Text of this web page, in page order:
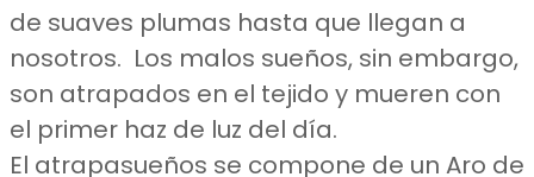
de suaves plumas hasta que llegan a
nosotros. Los malos sueños, sin embargo,
son atrapados en el tejido y mueren con
el primer haz de luz del día.
El atrapasueños se compone de un Aro de